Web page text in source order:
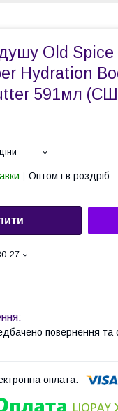
Old
Hydration
591мл
Оптом і в роздріб
27
повернення та